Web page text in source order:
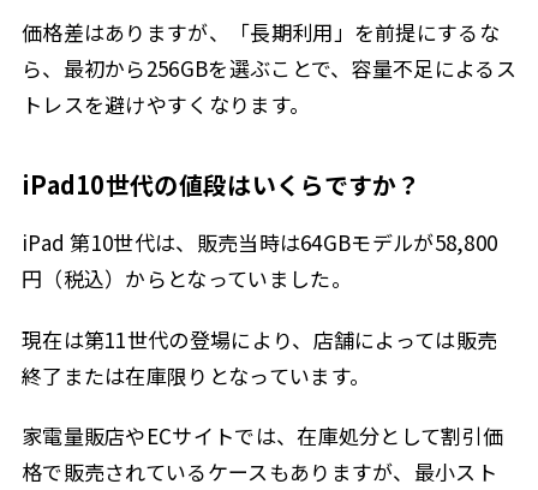
価格差はありますが、「長期利用」を前提にするな
ら、最初から256GBを選ぶことで、容量不足によるス
トレスを避けやすくなります。
iPad10世代の値段はいくらですか？
iPad 第10世代は、販売当時は64GBモデルが58,800
円（税込）からとなっていました。
現在は第11世代の登場により、店舗によっては販売
終了または在庫限りとなっています。
家電量販店やECサイトでは、在庫処分として割引価
格で販売されているケースもありますが、最小スト